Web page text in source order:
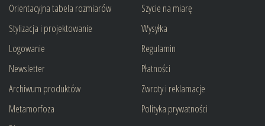
Orientacyjna tabela rozmiarów
Stylizacja i projektowanie
Logowanie
Newsletter
Archiwum produktów
Metamorfoza
Szycie na miarę
Wysyłka
Regulamin
Płatności
Zwroty i reklamacje
Polityka prywatności